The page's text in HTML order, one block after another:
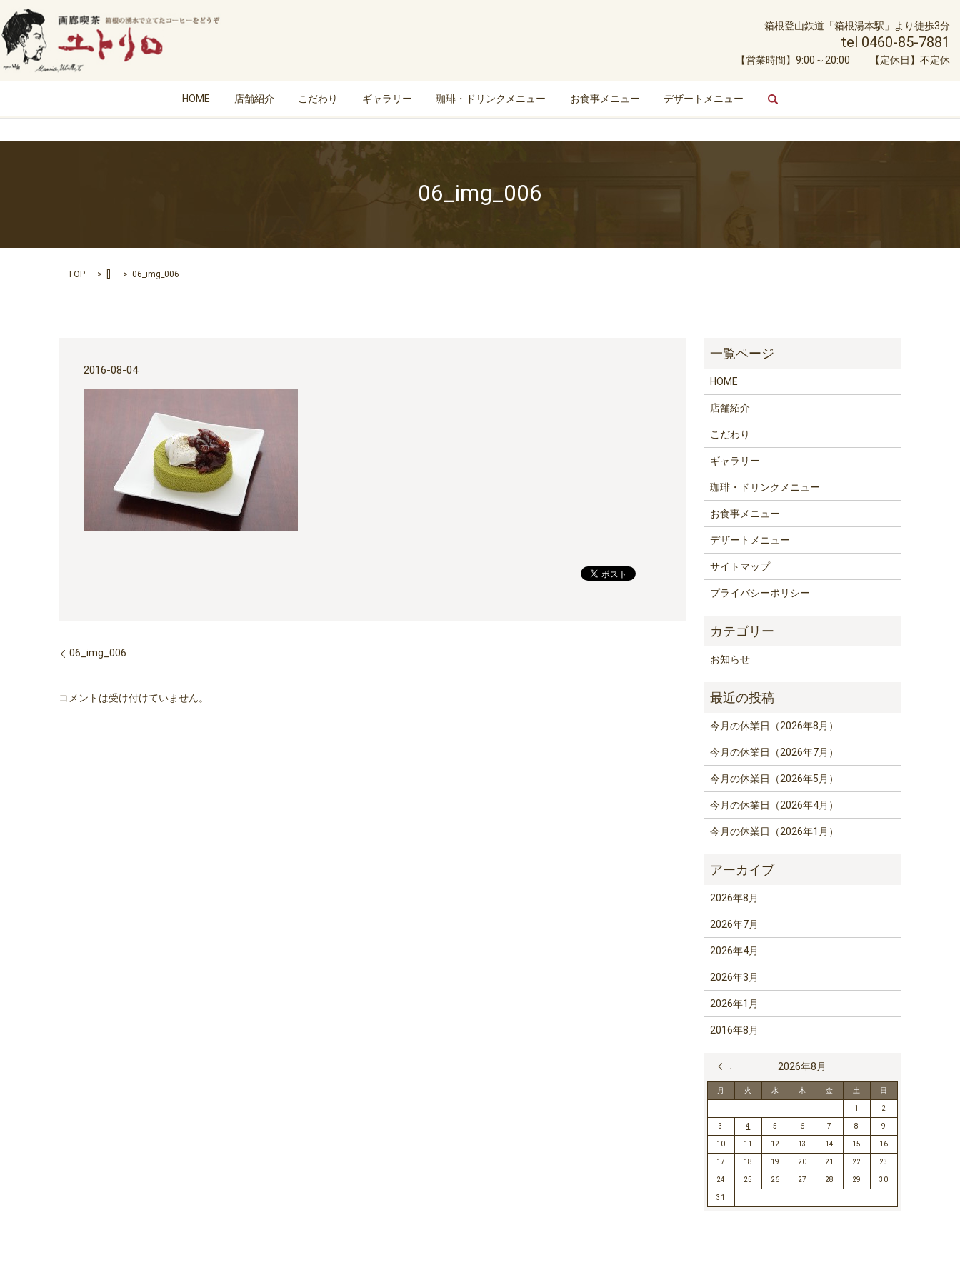
箱根登山鉄道「箱根湯本駅」より徒歩3分
tel 0460-85-7881
【営業時間】9:00～20:00 【定休日】不定休
HOME 店舗紹介 こだわり ギャラリー 珈琲・ドリンクメニュー お食事メニュー デザートメニュー
06_img_006
TOP 06_img_006
2016-08-04
06_img_006
コメントは受け付けていません。
HOME
店舗紹介
こだわり
ギャラリー
珈琲・ドリンクメニュー
お食事メニュー
デザートメニュー
サイトマップ
プライバシーポリシー
お知らせ
今月の休業日（2026年8月）
今月の休業日（2026年7月）
今月の休業日（2026年5月）
今月の休業日（2026年4月）
今月の休業日（2026年1月）
2026年8月
2026年7月
2026年4月
2026年3月
2026年1月
2016年8月
2026年8月
月 火 水 木 金 土 日
1 2
3 4 5 6 7 8 9
10 11 12 13 14 15 16
17 18 19 20 21 22 23
24 25 26 27 28 29 30
31